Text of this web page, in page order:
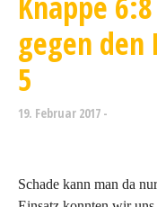
gegen den
5
19. Februar 2017
Schade kann man da